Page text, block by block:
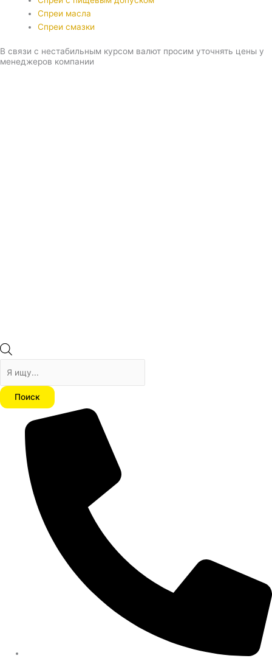
Спреи масла
Спреи смазки
В связи с нестабильным курсом валют просим уточнять цены у
менеджеров компании
Поиск